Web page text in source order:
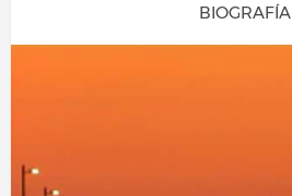
BIOGRAFÍA